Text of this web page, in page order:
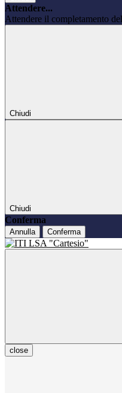
Attendere...
Attendere il completamento
Chiudi
Chiudi
Conferma
Annulla Conferma
close